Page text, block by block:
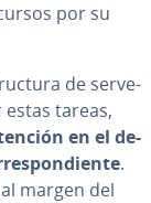
por su
de se­r­ve­
tareas,
en el de­
.
margen del